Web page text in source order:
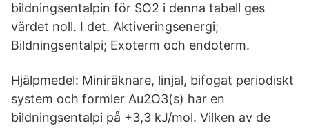
bildningsentalpin för SO2 i denna tabell ges
värdet noll. I det. Aktiveringsenergi;
Bildningsentalpi; Exoterm och endoterm.
Hjälpmedel: Miniräknare, linjal, bifogat periodiskt
system och formler Au2O3(s) har en
bildningsentalpi på +3,3 kJ/mol. Vilken av de